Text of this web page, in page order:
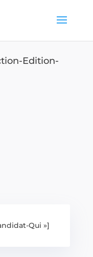
Edition-
Qui »]